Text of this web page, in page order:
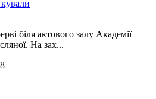
біля актового залу Академії
На зах...